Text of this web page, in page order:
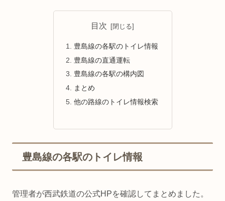
目次
豊島線の各駅のトイレ情報
豊島線の直通運転
豊島線の各駅の構内図
まとめ
他の路線のトイレ情報検索
豊島線の各駅のトイレ情報
管理者が西武鉄道の公式HPを確認してまとめました。